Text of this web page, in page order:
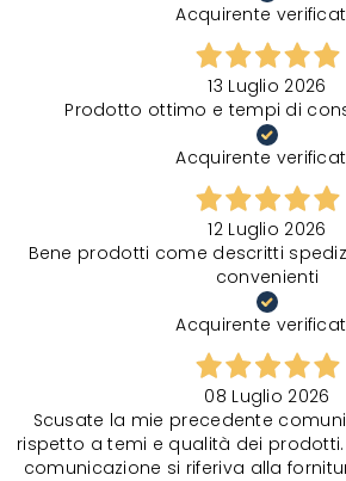
Acquirente
13 Luglio 2026
Prodotto ottimo e tempi di
Acquirente
12 Luglio 2026
Bene prodotti come descritti
convenienti
Acquirente
08 Luglio 2026
Scusate la mie precedente
rispetto a temi e qualità dei
comunicazione si riferiva alla